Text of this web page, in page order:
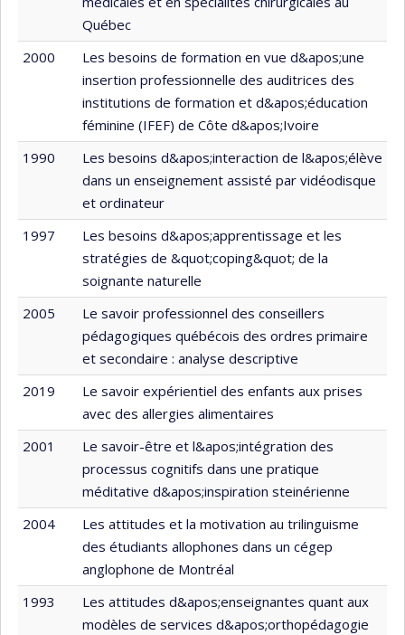
Québec
2000
Les besoins de formation en vue d&apos;une
insertion professionnelle des auditrices des
institutions de formation et d&apos;éducation
féminine (IFEF) de Côte d&apos;Ivoire
1990
Les besoins d&apos;interaction de l&apos;élève
dans un enseignement assisté par vidéodisque
et ordinateur
1997
Les besoins d&apos;apprentissage et les
stratégies de &quot;coping&quot; de la
soignante naturelle
2005
Le savoir professionnel des conseillers
pédagogiques québécois des ordres primaire
et secondaire : analyse descriptive
2019
Le savoir expérientiel des enfants aux prises
avec des allergies alimentaires
2001
Le savoir-être et l&apos;intégration des
processus cognitifs dans une pratique
méditative d&apos;inspiration steinérienne
2004
Les attitudes et la motivation au trilinguisme
des étudiants allophones dans un cégep
anglophone de Montréal
1993
Les attitudes d&apos;enseignantes quant aux
modèles de services d&apos;orthopédagogie